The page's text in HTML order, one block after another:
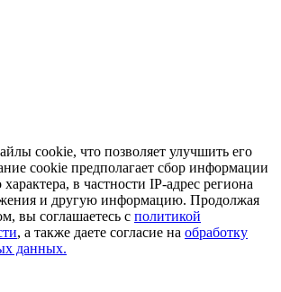
cookie, что позволяет улучшить его
cookie предполагает сбор информации
характера, в частности IP-адрес региона
и другую информацию. Продолжая
вы соглашаетесь с политикой
, а также даете согласие на обработку
данных.